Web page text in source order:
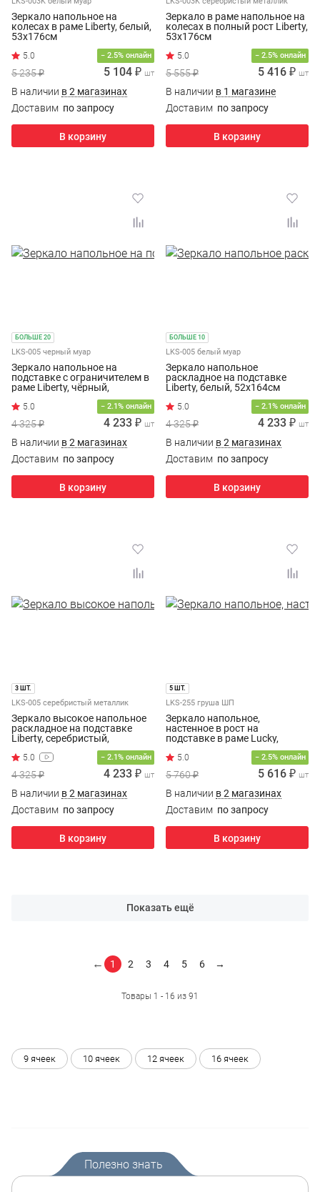
Зеркало напольное на
колесах в раме Liberty, белый,
53х176см
5.0 − 2.5% онлайн
5 235 ₽ 5 104 ₽ шт
В наличии в 2 магазинах
Доставим по запросу
В корзину
Зеркало в раме напольное на
колесах в полный рост Liberty,
53х176см
− 2.5% онлайн
5 555 ₽ 5 416 ₽ шт
В наличии в 1 магазине
Доставим по запросу
В корзину
БОЛЬШЕ 20
LKS-005 черный муар
Зеркало напольное на
подставке с ограничителем в
раме Liberty, чёрный,
5.0 − 2.1% онлайн
4 325 ₽ 4 233 ₽ шт
В наличии в 2 магазинах
Доставим по запросу
В корзину
БОЛЬШЕ 10
LKS-005 белый муар
Зеркало напольное
раскладное на подставке
Liberty, белый, 52x164см
5.0 − 2.1% онлайн
4 325 ₽ 4 233 ₽ шт
В наличии в 2 магазинах
Доставим по запросу
В корзину
3 ШТ.
LKS-005 серебристый металлик
Зеркало высокое напольное
раскладное на подставке
Liberty, серебристый,
− 2.1% онлайн
4 325 ₽ 4 233 ₽ шт
В наличии в 2 магазинах
Доставим по запросу
В корзину
5 ШТ.
LKS-255 груша ШП
Зеркало напольное,
настенное в рост на
подставке в раме Lucky,
груша широкий профиль,
445х1625 см
− 2.5% онлайн
5 760 ₽ 5 616 ₽ шт
В наличии в 2 магазинах
Доставим по запросу
В корзину
Показать ещё
Товары 1 - 16 из 91
← 1 2 3 4 5 6 →
9 ячеек 10 ячеек 12 ячеек 16 ячеек
Полезно знать